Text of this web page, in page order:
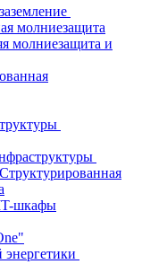
молниезащита
молниезащита и
шкафы